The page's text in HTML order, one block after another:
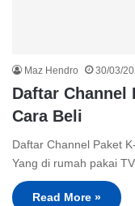
Maz Hendro 30/03/
Daftar Channel
Cara Beli
Daftar Channel Paket
Yang di rumah pakai
Read More »